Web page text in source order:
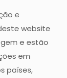
e
website
e estão
em
países,